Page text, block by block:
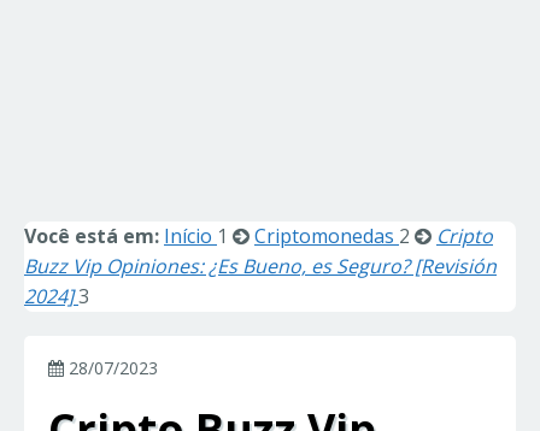
Você está em: Início 1 Criptomonedas 2
Cripto
Buzz Vip Opiniones: ¿Es Bueno, es Seguro? [Revisión
2024]3
28/07/2023